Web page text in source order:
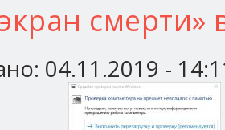
смерти»
04.11.2019 -